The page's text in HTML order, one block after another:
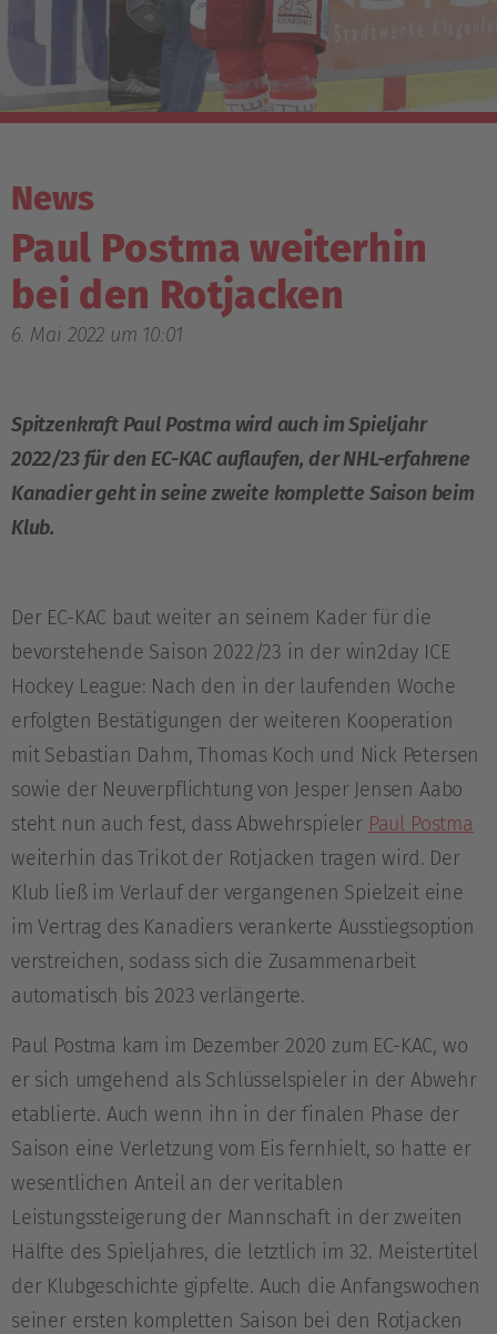
News
Paul Postma weiterhin
bei den Rotjacken
6. Mai 2022 um 10:01
Spitzenkraft Paul Postma wird auch im Spieljahr
2022/23 für den EC-KAC auflaufen, der NHL-erfahrene
Kanadier geht in seine zweite komplette Saison beim
Klub.
Der EC-KAC baut weiter an seinem Kader für die
bevorstehende Saison 2022/23 in der win2day ICE
Hockey League: Nach den in der laufenden Woche
erfolgten Bestätigungen der weiteren Kooperation
mit Sebastian Dahm, Thomas Koch und Nick Petersen
sowie der Neuverpflichtung von Jesper Jensen Aabo
steht nun auch fest, dass Abwehrspieler Paul Postma
weiterhin das Trikot der Rotjacken tragen wird. Der
Klub ließ im Verlauf der vergangenen Spielzeit eine
im Vertrag des Kanadiers verankerte Ausstiegsoption
verstreichen, sodass sich die Zusammenarbeit
automatisch bis 2023 verlängerte.
Paul Postma kam im Dezember 2020 zum EC-KAC, wo
er sich umgehend als Schlüsselspieler in der Abwehr
etablierte. Auch wenn ihn in der finalen Phase der
Saison eine Verletzung vom Eis fernhielt, so hatte er
wesentlichen Anteil an der veritablen
Leistungssteigerung der Mannschaft in der zweiten
Hälfte des Spieljahres, die letztlich im 32. Meistertitel
der Klubgeschichte gipfelte. Auch die Anfangswochen
seiner ersten kompletten Saison bei den Rotjacken